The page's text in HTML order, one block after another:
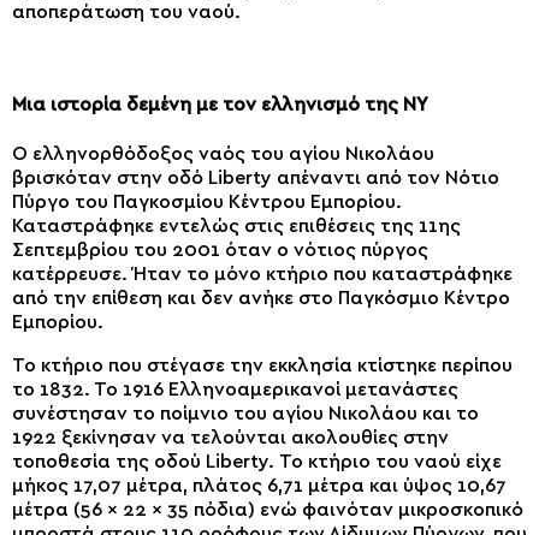
αποπεράτωση του ναού.
Μια ιστορία δεμένη με τον ελληνισμό της ΝΥ
Ο ελληνορθόδοξος ναός του αγίου Νικολάου
βρισκόταν στην οδό Liberty απέναντι από τον Νότιο
Πύργο του Παγκοσμίου Κέντρου Εμπορίου.
Καταστράφηκε εντελώς στις επιθέσεις της 11ης
Σεπτεμβρίου του 2001 όταν ο νότιος πύργος
κατέρρευσε. Ήταν το μόνο κτήριο που καταστράφηκε
από την επίθεση και δεν ανήκε στο Παγκόσμιο Κέντρο
Εμπορίου.
Το κτήριο που στέγασε την εκκλησία κτίστηκε περίπου
το 1832. Το 1916 Ελληνοαμερικανοί μετανάστες
συνέστησαν το ποίμνιο του αγίου Νικολάου και το
1922 ξεκίνησαν να τελούνται ακολουθίες στην
τοποθεσία της οδού Liberty. Το κτήριο του ναού είχε
μήκος 17,07 μέτρα, πλάτος 6,71 μέτρα και ύψος 10,67
μέτρα (56 × 22 × 35 πόδια) ενώ φαινόταν μικροσκοπικό